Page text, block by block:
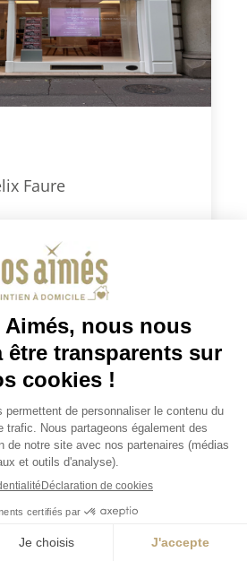
JOBS / EMPLOIS
Faure
: Paris Sud
14e, 15e) et 92 Sud
Clamart, Vanves,
un devis
la fiche agence